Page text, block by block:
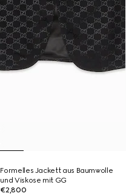
Formelles Jackett aus Baumwolle
und Viskose mit GG
€2,800